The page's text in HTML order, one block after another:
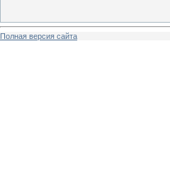
Полная версия сайта